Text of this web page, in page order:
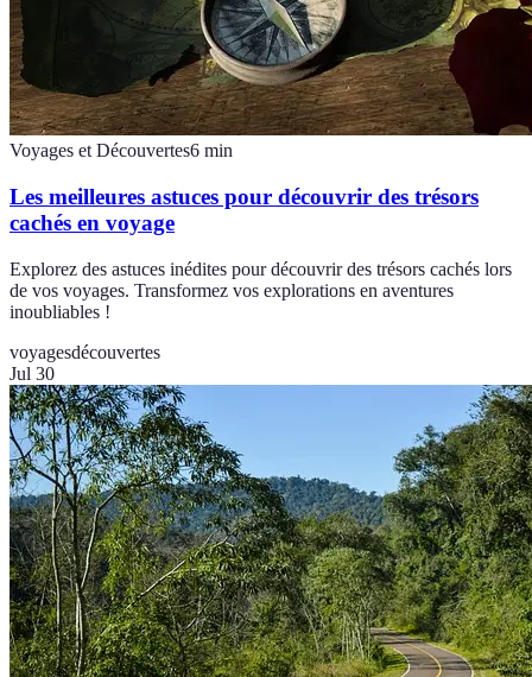
Voyages et Découvertes6 min
Les meilleures astuces pour découvrir des trésors
cachés en voyage
Explorez des astuces inédites pour découvrir des trésors cachés lors
de vos voyages. Transformez vos explorations en aventures
inoubliables !
voyagesdécouvertes
Jul 30